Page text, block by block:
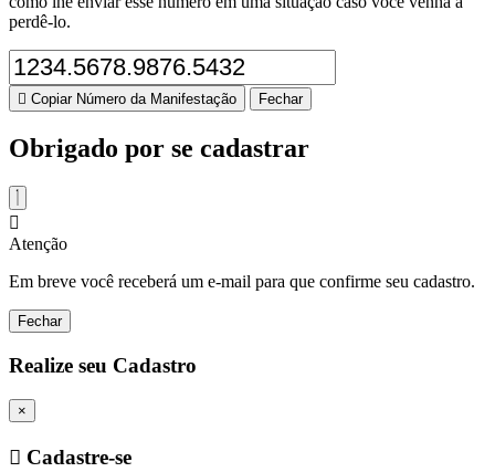
perdê-lo.
Copiar Número da Manifestação Fechar
Obrigado por se cadastrar
Atenção
Em breve você receberá um e-mail para que confirme seu cadastro.
Fechar
Realize seu Cadastro
×
Cadastre-se